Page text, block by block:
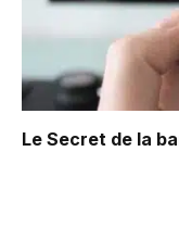
Le Secret de la